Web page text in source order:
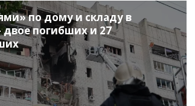
по дому и складу в
погибших и 27